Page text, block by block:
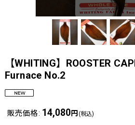
【WHITING】ROOSTER
Furnace No.2
販売価格: 14,080 円 (税込)